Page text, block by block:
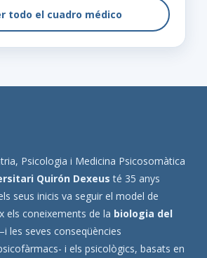
todo el cuadro médico
Psicologia i Medicina Psicosomàtica
Quirón Dexeus té 35 anys
seus inicis va seguir el model de
els coneixements de la biologia del
–i les seves conseqüències
i els psicològics, basats en